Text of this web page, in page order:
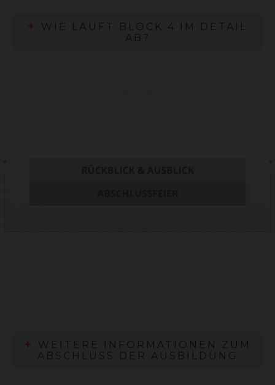
+
WIE LÄUFT BLOCK 4 IM DETAIL
AB?
+
WEITERE INFORMATIONEN ZUM
ABSCHLUSS DER AUSBILDUNG